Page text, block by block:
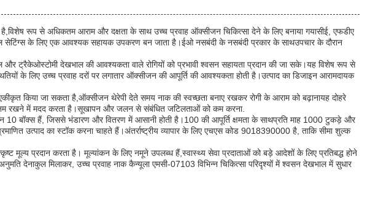
रूप से अधिकतम आराम और दक्षता के साथ उच्च प्रवाह ऑक्सीजन चिकित्सा देने के लिए बनाया गयासीई, एफडीए
सेटिंग्स के लिए एक आवश्यक सहायक उपकरण बन जाता है।ईओ नसबंदी के नसबंदी प्रकार के साथउपचार के दौरान
ट्रैकेओस्टोमी देखभाल की आवश्यकता वाले रोगियों को प्रभावी श्वसन सहायता प्रदान की जा सके।यह विशेष रूप से
के लिए उच्च प्रवाह दरों पर लगातार ऑक्सीजन की आपूर्ति की आवश्यकता होती है।उत्पाद का डिजाइन आरामदायक
किया जा सकता है,ऑक्सीजन थेरेपी देते समय नाक की स्वच्छता बनाए रखकर रोगी के आराम को बढ़ानायह दोहरे
नम रखने में मदद करता है।सूखापन और जलन से संबंधित जटिलताओं को कम करना.
10 बॉक्स हैं, जिससे भंडारण और वितरण में आसानी होती है।100 की आपूर्ति क्षमता के साथप्रति माह 1000 टुकड़े और
उत्पाद का स्टॉक करना चाहते हैं।अंतर्राष्ट्रीय व्यापार के लिए एचएस कोड 9018390000 है, ताकि सीमा शुल्क
मूल्य प्रदान करता है। मूल्यांकन के लिए नमूने उपलब्ध हैं,स्वास्थ्य सेवा प्रदाताओं को बड़े आदेशों के लिए प्रतिबद्ध होने
देनाकुल मिलाकर, उच्च प्रवाह नाक कैन्यूला एमसी-07103 विभिन्न चिकित्सा परिदृश्यों में श्वसन देखभाल में सुधार